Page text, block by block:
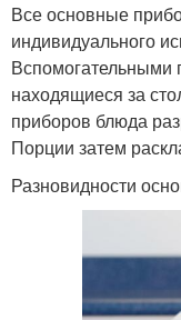
Все основные
индивидуального
Вспомогательными
находящиеся за
приборов блюда
Порции затем
Разновидности